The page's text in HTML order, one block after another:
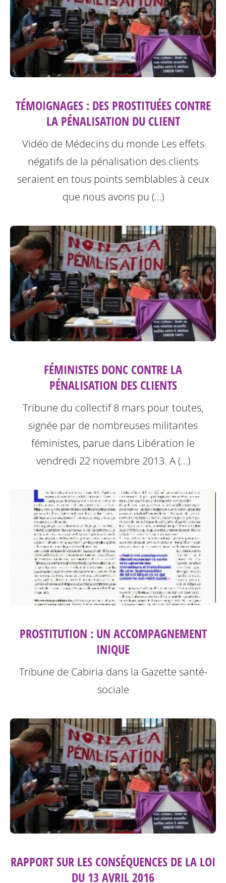
TÉMOIGNAGES : DES PROSTITUÉES CONTRE
LA PÉNALISATION DU CLIENT
Vidéo de Médecins du monde Les effets
négatifs de la pénalisation des clients
seraient en tous points semblables à ceux
que nous avons pu (…)
FÉMINISTES DONC CONTRE LA
PÉNALISATION DES CLIENTS
Tribune du collectif 8 mars pour toutes,
signée par de nombreuses militantes
féministes, parue dans Libération le
vendredi 22 novembre 2013. A (…)
PROSTITUTION : UN ACCOMPAGNEMENT
INIQUE
Tribune de Cabiria dans la Gazette santé-
sociale
RAPPORT SUR LES CONSÉQUENCES DE LA LOI
DU 13 AVRIL 2016